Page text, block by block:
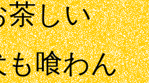
茶しい
も喰わん